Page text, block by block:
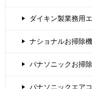
ダイキン製業務用
ナショナルお掃除
パナソニックお掃
パナソニックエア